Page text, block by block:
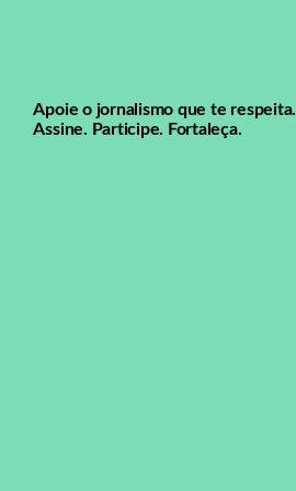
Apoie o jornalismo que te respeita.
Assine. Participe. Fortaleça.